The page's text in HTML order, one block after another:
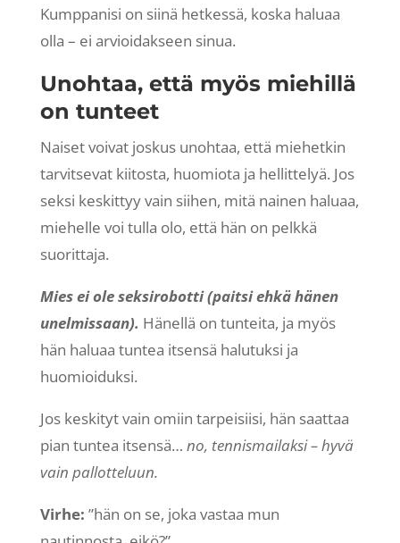
Kumppanisi on siinä hetkessä, koska haluaa
olla – ei arvioidakseen sinua.
Unohtaa, että myös miehillä
on tunteet
Naiset voivat joskus unohtaa, että miehetkin
tarvitsevat kiitosta, huomiota ja hellittelyä. Jos
seksi keskittyy vain siihen, mitä nainen haluaa,
miehelle voi tulla olo, että hän on pelkkä
suorittaja.
Mies ei ole seksirobotti (paitsi ehkä hänen
unelmissaan). Hänellä on tunteita, ja myös
hän haluaa tuntea itsensä halutuksi ja
huomioiduksi.
Jos keskityt vain omiin tarpeisiisi, hän saattaa
pian tuntea itsensä… no, tennismailaksi – hyvä
vain pallotteluun.
Virhe: ”hän on se, joka vastaa mun